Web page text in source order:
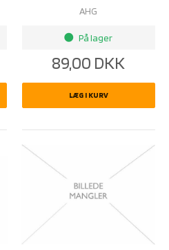
AHG
brightness_1 På lager
89,00 DKK
LÆG I KURV